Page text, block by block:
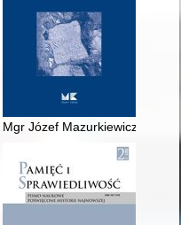
i Lwowa : znaczenie
Mgr Józef Mazurkiewicz :